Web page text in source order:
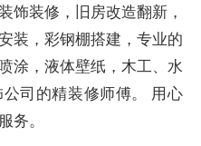
饰装修，旧房改造翻新，
装，彩钢棚搭建，专业的
涂，液体壁纸，木工、水
司的精装修师傅。 用心
务。